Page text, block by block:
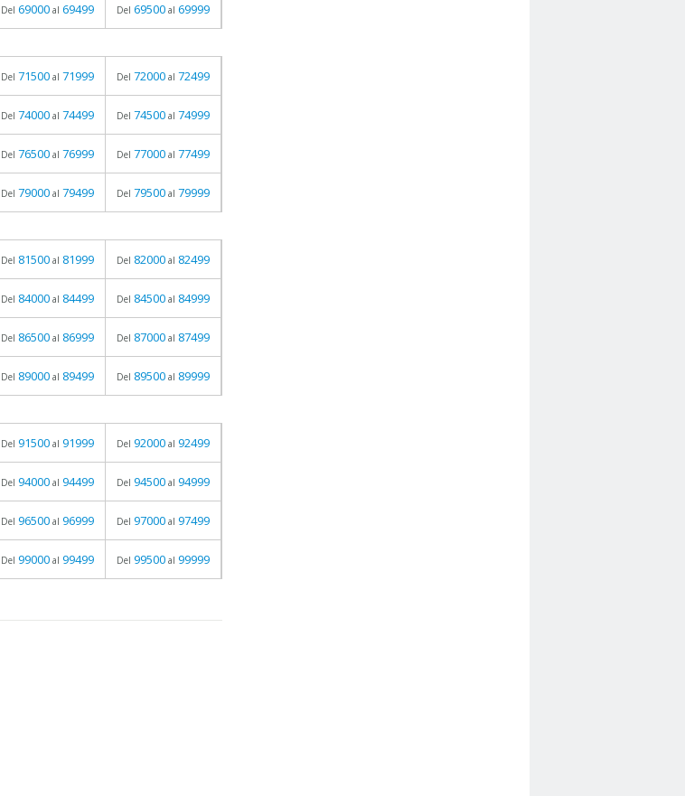
Del 69000 al 69499 Del 69500 al 69999
Del 71500 al 71999 Del 72000 al 72499
Del 74000 al 74499 Del 74500 al 74999
Del 76500 al 76999 Del 77000 al 77499
Del 79000 al 79499 Del 79500 al 79999
Del 81500 al 81999 Del 82000 al 82499
Del 84000 al 84499 Del 84500 al 84999
Del 86500 al 86999 Del 87000 al 87499
Del 89000 al 89499 Del 89500 al 89999
Del 91500 al 91999 Del 92000 al 92499
Del 94000 al 94499 Del 94500 al 94999
Del 96500 al 96999 Del 97000 al 97499
Del 99000 al 99499 Del 99500 al 99999